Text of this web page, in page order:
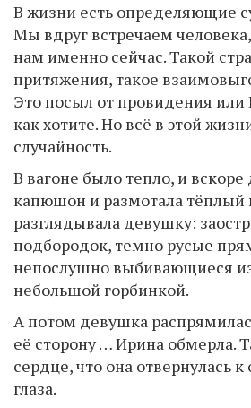
В жизни есть определяющие
Мы вдруг встречаем
нам именно сейчас. Такой
притяжения, такое
Это посыл от провидения или
как хотите. Но всё в этой
случайность.
В вагоне было тепло, и
капюшон и размотала
разглядывала девушку:
подбородок, темно русые
непослушно выбивающиеся
небольшой горбинкой.
А потом девушка
её сторону … Ирина обмерла.
сердце, что она отвернулась
глаза.